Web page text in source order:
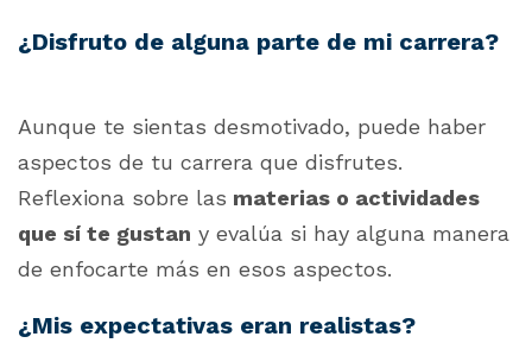
¿Disfruto de alguna parte de mi carrera?
Aunque te sientas desmotivado, puede haber
aspectos de tu carrera que disfrutes.
Reflexiona sobre las materias o actividades
que sí te gustan y evalúa si hay alguna manera
de enfocarte más en esos aspectos.
¿Mis expectativas eran realistas?